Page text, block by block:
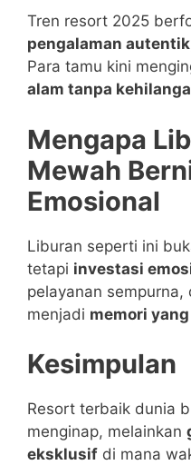
Tren resort 2025
pengalaman
Para tamu kini
alam tanpa
Mengapa
Mewah
Emosional
Liburan seperti ini
tetapi investasi
pelayanan
menjadi memori
Kesimpulan
Resort terbaik dunia
menginap, melainkan
eksklusif di mana